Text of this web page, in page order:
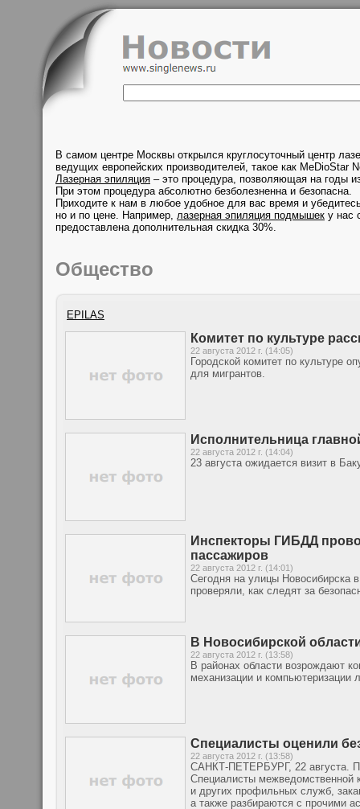
В самом центре Москвы открылся круглосуточный центр
ведущих европейских производителей, такое как MeDioStar
Лазерная эпиляция – это процедура, позволяющая на годы
При этом процедура абсолютно безболезненна и безопасна.
Приходите к нам в любое удобное для вас время и
но и по цене. Например, лазерная эпиляция подмышек у нас
предоставлена дополнительная скидка 30%.
Общество
EPILAS
Комитет по культуре
22 августа 2012 г. (14:05)
Городской комитет по культуре
для мигрантов.
Исполнительница
22 августа 2012 г. (14:04)
23 августа ожидается визит в
Инспекторы ГИБДД
пассажиров
22 августа 2012 г. (14:01)
Сегодня на улицы Новосибирска
проверяли, как следят за
В Новосибирской
22 августа 2012 г. (13:58)
В районах области возрождают
механизации и компьютеризации
Специалисты оценили
22 августа 2012 г. (13:58)
САНКТ-ПЕТЕРБУРГ, 22 августа.
Специалисты межведомственной
и других профильных служб,
а также разбираются с прочими